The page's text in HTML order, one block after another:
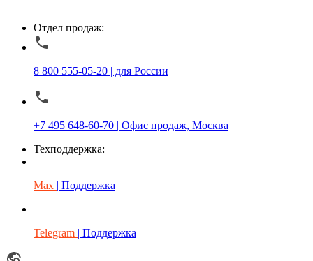
Отдел продаж:
8 800 555-05-20 | для России
+7 495 648-60-70 | Офис продаж, Москва
Техподдержка:
Max | Поддержка
Telegram | Поддержка